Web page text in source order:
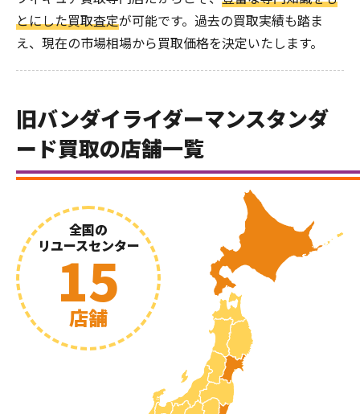
とにした買取査定が可能です。過去の買取実績も踏ま
え、現在の市場相場から買取価格を決定いたします。
旧バンダイライダーマンスタンダ
ード買取の店舗一覧
全国の
リユースセンター
15
店舗